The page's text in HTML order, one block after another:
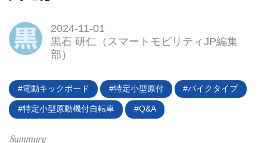
2024-11-01
黒石 研仁（スマートモビリティJP編集
部）
電動キックボード 特定小型原付 バイクタイプ
特定小型原動機付自転車 Q&A